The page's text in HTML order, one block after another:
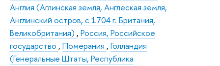
Англия (Аглинская земля, Англеская земля,
Англинский остров, с 1704 г. Британия,
Великобритания) , Россия, Российское
государство , Померания , Голландия
(Генеральные Штаты, Республика